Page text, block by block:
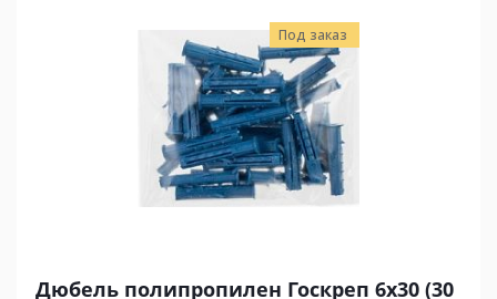
Под заказ
Дюбель полипропилен Госкреп 6x30 (30